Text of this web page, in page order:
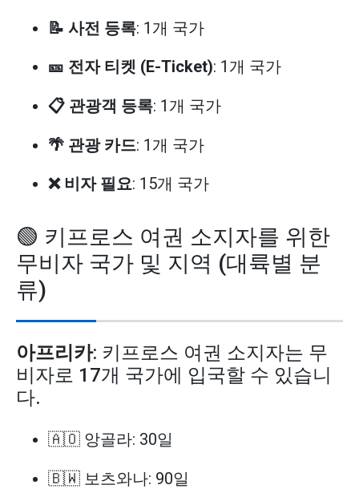
📝 사전 등록: 1개 국가
🎫 전자 티켓 (E-Ticket): 1개 국가
📋 관광객 등록: 1개 국가
🌴 관광 카드: 1개 국가
❌ 비자 필요: 15개 국가
🟢 키프로스 여권 소지자를 위한
무비자 국가 및 지역 (대륙별 분
류)
아프리카: 키프로스 여권 소지자는 무
비자로 17개 국가에 입국할 수 있습니
다.
🇦🇴 앙골라: 30일
🇧🇼 보츠와나: 90일